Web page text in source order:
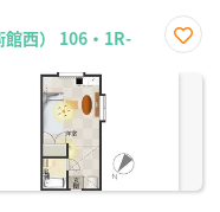
西） 106・1R-
に入